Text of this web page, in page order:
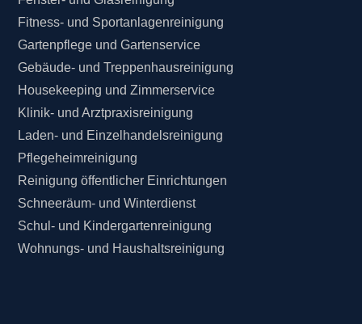
Fitness- und Sportanlagenreinigung
Gartenpflege und Gartenservice
Gebäude- und Treppenhausreinigung
Housekeeping und Zimmerservice
Klinik- und Arztpraxisreinigung
Laden- und Einzelhandelsreinigung
Pflegeheimreinigung
Reinigung öffentlicher Einrichtungen
Schneeräum- und Winterdienst
Schul- und Kindergartenreinigung
Wohnungs- und Haushaltsreinigung